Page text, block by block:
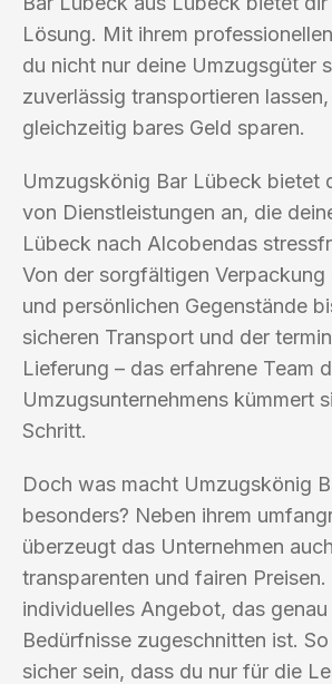
Lösung. Mit ihrem professionellen
du nicht nur deine Umzugsgüter
zuverlässig transportieren
gleichzeitig bares Geld sparen.
Umzugskönig Bar Lübeck bietet
von Dienstleistungen an, die
Lübeck nach Alcobendas
Von der sorgfältigen Verpackung
und persönlichen Gegenstände
sicheren Transport und der
Lieferung – das erfahrene Team
Umzugsunternehmens kümmert
Schritt.
Doch was macht Umzugskönig
besonders? Neben ihrem
überzeugt das Unternehmen
transparenten und fairen
individuelles Angebot, das
Bedürfnisse zugeschnitten ist.
sicher sein, dass du nur für die